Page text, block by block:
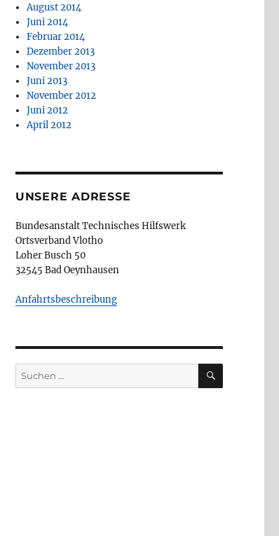
August 2014
Juni 2014
Februar 2014
Dezember 2013
November 2013
Juni 2013
November 2012
Juni 2012
April 2012
UNSERE ADRESSE
Bundesanstalt Technisches Hilfswerk
Ortsverband Vlotho
Loher Busch 50
32545 Bad Oeynhausen
Anfahrtsbeschreibung
Suchen
nach:
SUCHEN